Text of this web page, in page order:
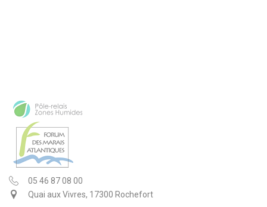
05 46 87 08 00
Quai aux Vivres, 17300 Rochefort